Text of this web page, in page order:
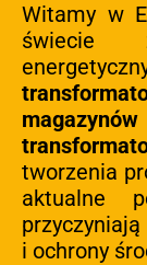
Witamy w
świecie
tworzenia
aktualne
i ochrony